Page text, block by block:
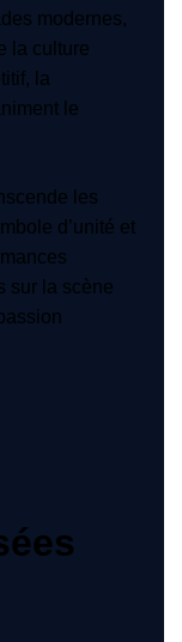
modernes,
la culture
la
le
les
d’unité et
sur la scène